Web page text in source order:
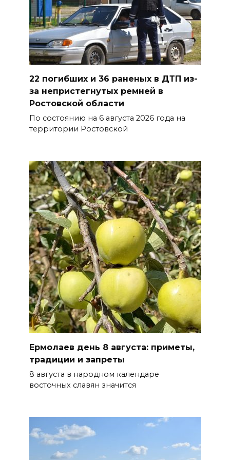
накроет Ростов-на-Дону 8
августа
08 августа 2026 09:23
ПВО перехвачены и
уничтожены 397 украинских
беспилотников
08 августа 2026 09:19
пяти районах Ростовской
области
07 августа 2026 23:00
Дабы счастье семейное
сберечь – спрячьте первое
сорванное яблоко: приметы
на 8 августа
07 августа 2026 22:04
В Железнодорожном районе
Ростова-на-Дону на сутки
отключат воду из-за
капремонта сетей
«Освободителям Ростова»
07 августа 2026 20:12
22 погибших и 36 раненых в ДТП из-
за непристегнутых ремней в
Ростовской области
По состоянию на 6 августа 2026 года на
территории Ростовской
Ермолаев день 8 августа: приметы,
традиции и запреты
8 августа в народном календаре
восточных славян значится